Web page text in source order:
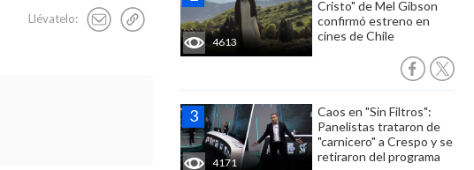
Llévatelo:
4613
Cristo" de Mel Gibson
confirmó estreno en
cines de Chile
4171
Caos en "Sin Filtros":
Panelistas trataron de
"carnicero" a Crespo y se
retiraron del programa